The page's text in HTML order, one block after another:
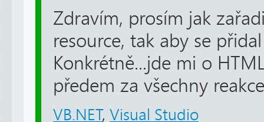
Zdravím, prosím jak
resource, tak aby se
Konkrétně...jde mi o
předem za všechny
VB.NET, Visual Studio